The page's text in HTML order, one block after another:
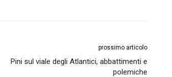
prossimo articolo
Pini sul viale degli Atlantici, abbattimenti e
polemiche